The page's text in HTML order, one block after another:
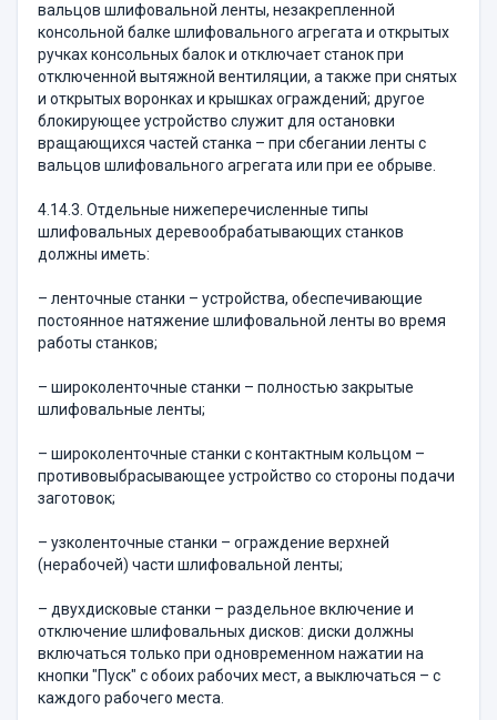
вальцов шлифовальной ленты, незакрепленной
консольной балке шлифовального агрегата и открытых
ручках консольных балок и отключает станок при
отключенной вытяжной вентиляции, а также при снятых
и открытых воронках и крышках ограждений; другое
блокирующее устройство служит для остановки
вращающихся частей станка – при сбегании ленты с
вальцов шлифовального агрегата или при ее обрыве.
4.14.3. Отдельные нижеперечисленные типы
шлифовальных деревообрабатывающих станков
должны иметь:
– ленточные станки – устройства, обеспечивающие
постоянное натяжение шлифовальной ленты во время
работы станков;
– широколенточные станки – полностью закрытые
шлифовальные ленты;
– широколенточные станки с контактным кольцом –
противовыбрасывающее устройство со стороны подачи
заготовок;
– узколенточные станки – ограждение верхней
(нерабочей) части шлифовальной ленты;
– двухдисковые станки – раздельное включение и
отключение шлифовальных дисков: диски должны
включаться только при одновременном нажатии на
кнопки "Пуск" с обоих рабочих мест, а выключаться – с
каждого рабочего места.